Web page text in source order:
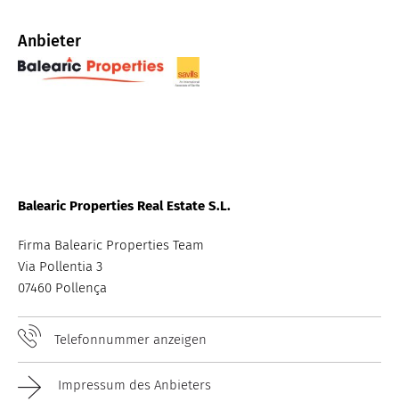
Anbieter
Balearic Properties Real Estate S.L.
Firma Balearic Properties Team
Via Pollentia 3
07460 Pollença
Telefonnummer anzeigen
Impressum des Anbieters